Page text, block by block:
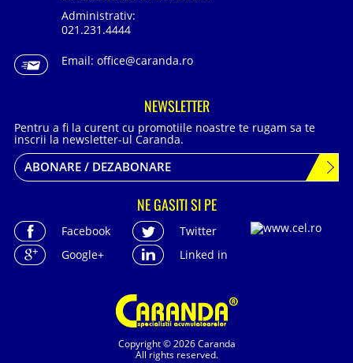
Copyright © 2026 Caranda
All rights reserved.
Administrativ:
021.231.4444
Email: office@caranda.ro
NEWSLETTER
Pentru a fi la curent cu promotiile noastre te rugam sa te
inscrii la newsletter-ul Caranda.
ABONARE / DEZABONARE
NE GASITI SI PE
Facebook
Twitter
Google+
Linked in